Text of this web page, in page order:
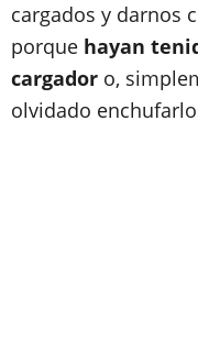
cargados y darnos
porque hayan
cargador o,
olvidado